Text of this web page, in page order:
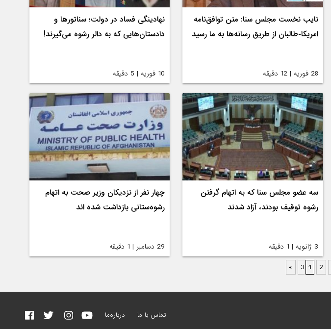
نایب نخست مجلس سنا: متن توافق‌نامه
امریکا-طالبان از طریق رسانه‌ها به ما رسید
28 فوریه | 12 دقیقه
نهادینگی فساد در دولت؛ سناتورها و
دادستان‌هایی که به دالر رشوه می‌گیرند!
10 فوریه | 5 دقیقه
سه عضو مجلس سنا که به اتهام گرفتن
رشوه توقیف بودند، آزاد شدند
3 ژانویه | 1 دقیقه
چهار نفر از نزدیکان وزیر صحت به اتهام
رشوه‌ستانی بازداشت شده اند
29 دسامبر | 1 دقیقه
1 2
»
تماس با ما درباره‌ما